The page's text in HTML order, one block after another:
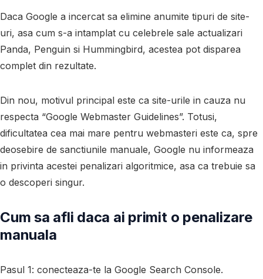
Daca Google a incercat sa elimine anumite tipuri de site-
uri, asa cum s-a intamplat cu celebrele sale actualizari
Panda, Penguin si Hummingbird, acestea pot disparea
complet din rezultate.
Din nou, motivul principal este ca site-urile in cauza nu
respecta “Google Webmaster Guidelines”. Totusi,
dificultatea cea mai mare pentru webmasteri este ca, spre
deosebire de sanctiunile manuale, Google nu informeaza
in privinta acestei penalizari algoritmice, asa ca trebuie sa
o descoperi singur.
Cum sa afli daca ai primit o penalizare
manuala
Pasul 1: conecteaza-te la Google Search Console.